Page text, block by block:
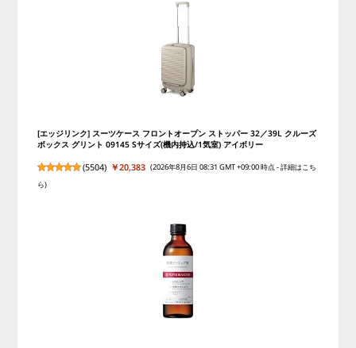
[エッジリンク] スーツケース フロントオープン ストッパー 32／39L クルーズ
ボックス グリント 09145 Sサイズ(機内持込/1気室) アイボリー
(5504) ￥20,383 (2026年8月6日 08:31 GMT +09:00 時点 -詳細はこち
ら)